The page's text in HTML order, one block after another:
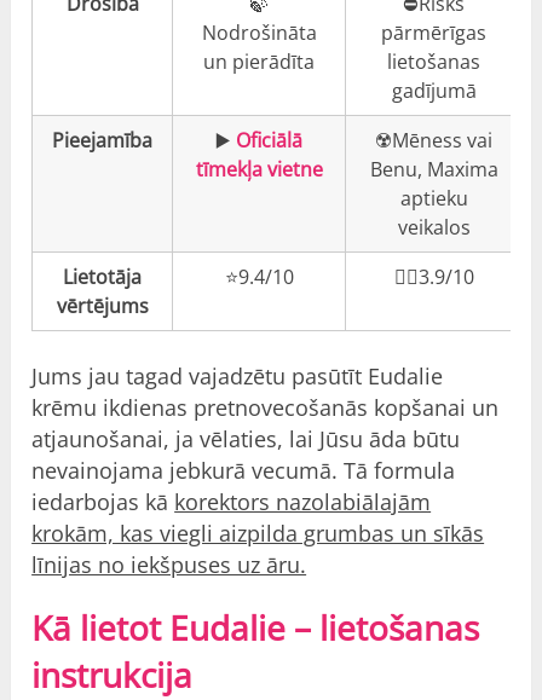
Nodrošināta
un pierādīta
pārmērīgas
lietošanas
gadījumā
Pieejamība
▶️ Oficiālā
tīmekļa vietne
☢️Mēness vai
Benu, Maxima
aptieku
veikalos
Lietotāja
vērtējums
⭐️9.4/10 👎🏼3.9/10
Jums jau tagad vajadzētu pasūtīt Eudalie
krēmu ikdienas pretnovecošanās kopšanai un
atjaunošanai, ja vēlaties, lai Jūsu āda būtu
nevainojama jebkurā vecumā. Tā formula
iedarbojas kā korektors nazolabiālajām
krokām, kas viegli aizpilda grumbas un sīkās
līnijas no iekšpuses uz āru.
Kā lietot Eudalie – lietošanas
instrukcija